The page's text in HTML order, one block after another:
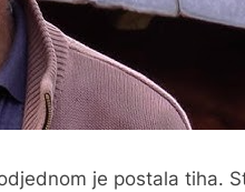
je postala tiha.